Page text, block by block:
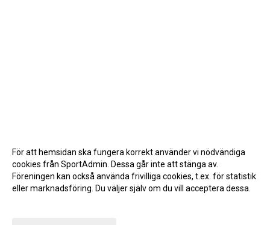
För att hemsidan ska fungera korrekt använder vi nödvändiga
cookies från SportAdmin. Dessa går inte att stänga av.
Föreningen kan också använda frivilliga cookies, t.ex. för statistik
eller marknadsföring. Du väljer själv om du vill acceptera dessa.